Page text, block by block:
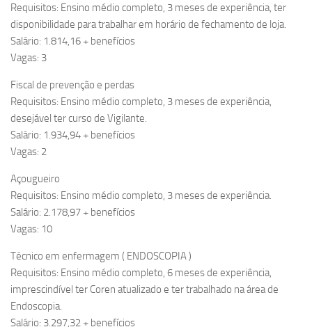
Requisitos: Ensino médio completo, 3 meses de experiência, ter
disponibilidade para trabalhar em horário de fechamento de loja.
Salário: 1.814,16 + benefícios
Vagas: 3
Fiscal de prevenção e perdas
Requisitos: Ensino médio completo, 3 meses de experiência,
desejável ter curso de Vigilante.
Salário: 1.934,94 + benefícios
Vagas: 2
Açougueiro
Requisitos: Ensino médio completo, 3 meses de experiência.
Salário: 2.178,97 + benefícios
Vagas: 10
Técnico em enfermagem ( ENDOSCOPIA )
Requisitos: Ensino médio completo, 6 meses de experiência,
imprescindível ter Coren atualizado e ter trabalhado na área de
Endoscopia.
Salário: 3.297,32 + benefícios